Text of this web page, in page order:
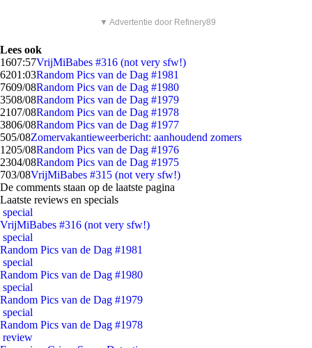
▼ Advertentie door Refinery89
Lees ook
1607:57VrijMiBabes #316 (not very sfw!)
6201:03Random Pics van de Dag #1981
7609/08Random Pics van de Dag #1980
3508/08Random Pics van de Dag #1979
2107/08Random Pics van de Dag #1978
3806/08Random Pics van de Dag #1977
505/08Zomervakantieweerbericht: aanhoudend zomers
1205/08Random Pics van de Dag #1976
2304/08Random Pics van de Dag #1975
703/08VrijMiBabes #315 (not very sfw!)
De comments staan op de laatste pagina
Laatste reviews en specials
special
VrijMiBabes #316 (not very sfw!)
special
Random Pics van de Dag #1981
special
Random Pics van de Dag #1980
special
Random Pics van de Dag #1979
special
Random Pics van de Dag #1978
review